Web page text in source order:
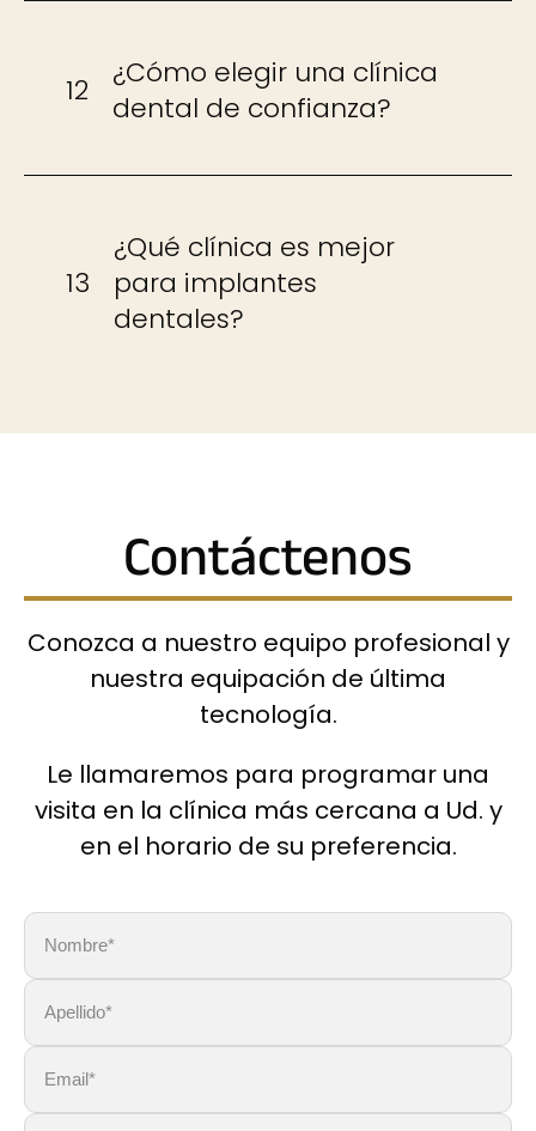
12
¿Cómo elegir una clínica
dental de confianza?
13
¿Qué clínica es mejor
para implantes
dentales?
Contáctenos
Conozca a nuestro equipo profesional y
nuestra equipación de última
tecnología.
Le llamaremos para programar una
visita en la clínica más cercana a Ud. y
en el horario de su preferencia.